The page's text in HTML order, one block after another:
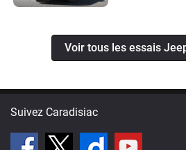
Voir tous les essais
Suivez Caradisiac